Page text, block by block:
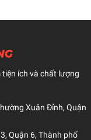
ích và chất lượng
Xuân Đỉnh, Quận
Quận 6, Thành phố